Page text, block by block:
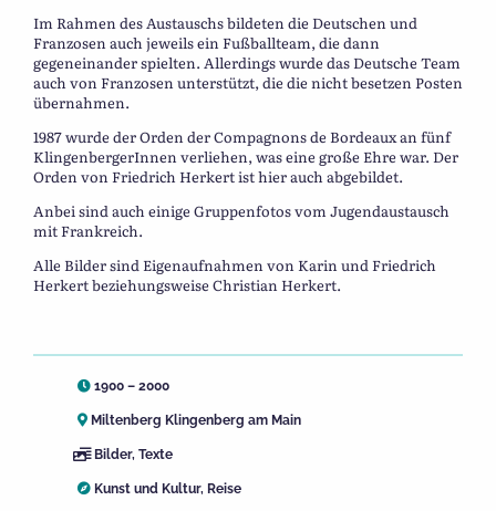
Im Rahmen des Austauschs bildeten die Deutschen und
Franzosen auch jeweils ein Fußballteam, die dann
gegeneinander spielten. Allerdings wurde das Deutsche Team
auch von Franzosen unterstützt, die die nicht besetzen Posten
übernahmen.
1987 wurde der Orden der Compagnons de Bordeaux an fünf
KlingenbergerInnen verliehen, was eine große Ehre war. Der
Orden von Friedrich Herkert ist hier auch abgebildet.
Anbei sind auch einige Gruppenfotos vom Jugendaustausch
mit Frankreich.
Alle Bilder sind Eigenaufnahmen von Karin und Friedrich
Herkert beziehungsweise Christian Herkert.
1900 – 2000
Miltenberg Klingenberg am Main
Bilder, Texte
Kunst und Kultur, Reise